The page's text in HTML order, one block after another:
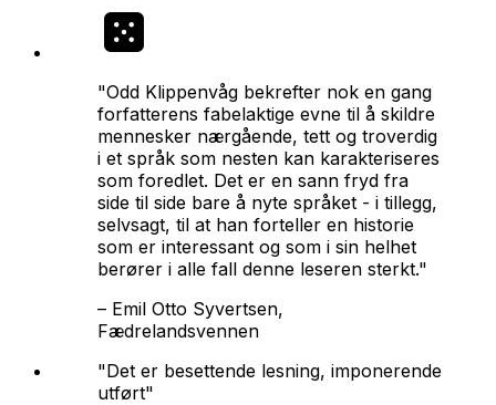
"Odd Klippenvåg bekrefter nok en gang
forfatterens fabelaktige evne til å skildre
mennesker nærgående, tett og troverdig
i et språk som nesten kan karakteriseres
som foredlet. Det er en sann fryd fra
side til side bare å nyte språket - i tillegg,
selvsagt, til at han forteller en historie
som er interessant og som i sin helhet
berører i alle fall denne leseren sterkt."
– Emil Otto Syvertsen,
Fædrelandsvennen
"Det er besettende lesning, imponerende
utført"